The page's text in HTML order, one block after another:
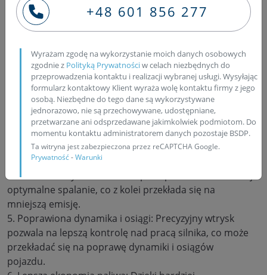
paliwo jest przechowywane pod bardzo wysokim
ciśnieniem (często powyżej 1000 barów). To pozwala
na lepsze rozpryskiwanie paliwa, równomierne
rozłożenie wtryskiwanego paliwa w komorze spalania
oraz bardziej efektywne spalanie.
3. Lepsza kontrola spalania: Precyzyjne sterowanie
wtryskiem paliwa pozwala na lepszą kontrolę procesu
spalania, co z kolei przekłada się na poprawę
efektywności, wydajności oraz redukcję emisji spalin.
4. Redukcja emisji: Wtrysk Common Rail pomaga w
redukcji emisji zanieczyszczeń, takich jak tlenki azotu
(NOx) i cząstki stałe. Lepsza kontrola spalania i
możliwość wtrysku w kilku etapach pozwala na bardziej
optymalne spalanie, co z kolei przekłada się na
mniejszą emisję.
5. Poprawiona dynamika i osiągi: Precyzyjny wtrysk
pozwala na lepszą kontrolę nad pracą silnika, co może
przekładać się na poprawę dynamiki i osiągów
pojazdu.
+48 601 856 277
Wyrażam zgodę na wykorzystanie moich danych osobowych
zgodnie z Polityką Prywatnościw celach niezbędnych do
przeprowadzenia kontaktu i realizacji wybranej usługi. Wysyłając
formularz kontaktowy Klient wyraża wolę kontaktu firmy z jego
osobą. Niezbędne do tego dane są wykorzystywane
jednorazowo, nie są przechowywane, udostępniane,
przetwarzane ani odsprzedawane jakimkolwiek podmiotom. Do
momentu kontaktu administratorem danych pozostaje BSDP.
Ta witryna jest zabezpieczona przez reCAPTCHA Google.
Prywatność-Warunki